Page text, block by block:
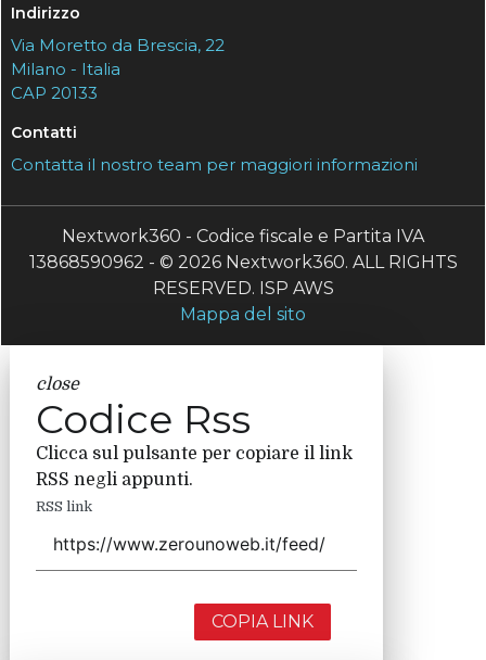
Indirizzo
Via Moretto da Brescia, 22
Milano - Italia
CAP 20133
Contatti
Contatta il nostro team per maggiori informazioni
Nextwork360 - Codice fiscale e Partita IVA
13868590962 - © 2026 Nextwork360. ALL RIGHTS
RESERVED. ISP AWS
Mappa del sito
close
Codice Rss
Clicca sul pulsante per copiare il link
RSS negli appunti.
RSS link
COPIA LINK